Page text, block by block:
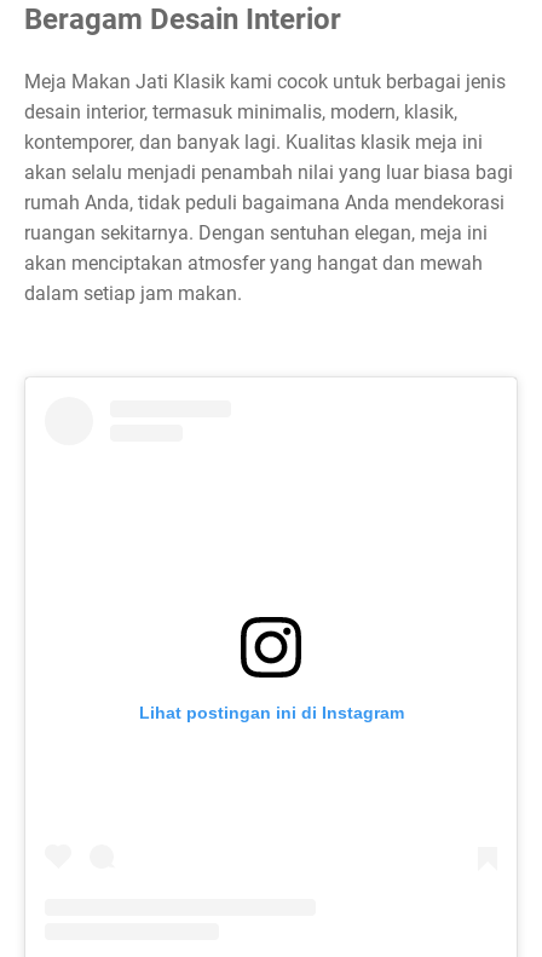
Beragam Desain Interior
Meja Makan Jati Klasik kami cocok untuk berbagai jenis
desain interior, termasuk minimalis, modern, klasik,
kontemporer, dan banyak lagi. Kualitas klasik meja ini
akan selalu menjadi penambah nilai yang luar biasa bagi
rumah Anda, tidak peduli bagaimana Anda mendekorasi
ruangan sekitarnya. Dengan sentuhan elegan, meja ini
akan menciptakan atmosfer yang hangat dan mewah
dalam setiap jam makan.
Lihat postingan ini di Instagram